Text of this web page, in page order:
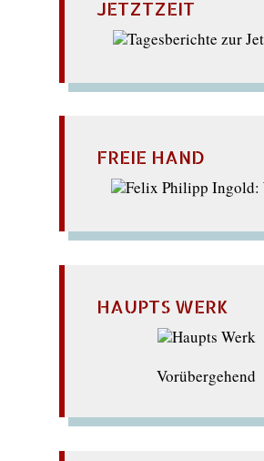
JETZTZEIT
FREIE HAND
HAUPTS WERK
Vorübergehend